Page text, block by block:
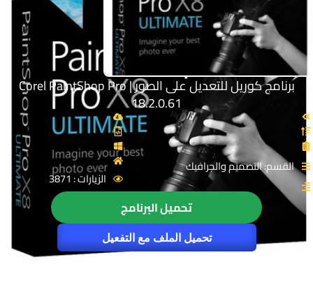
برنامج كوريل للتعديل على الصور | Corel PaintShop Pro
18.2.0.61
القسم: التصميم والجرافيك
الزيارات : 3871
تحميل البرنامج
تحميل الملف مع التفعيل